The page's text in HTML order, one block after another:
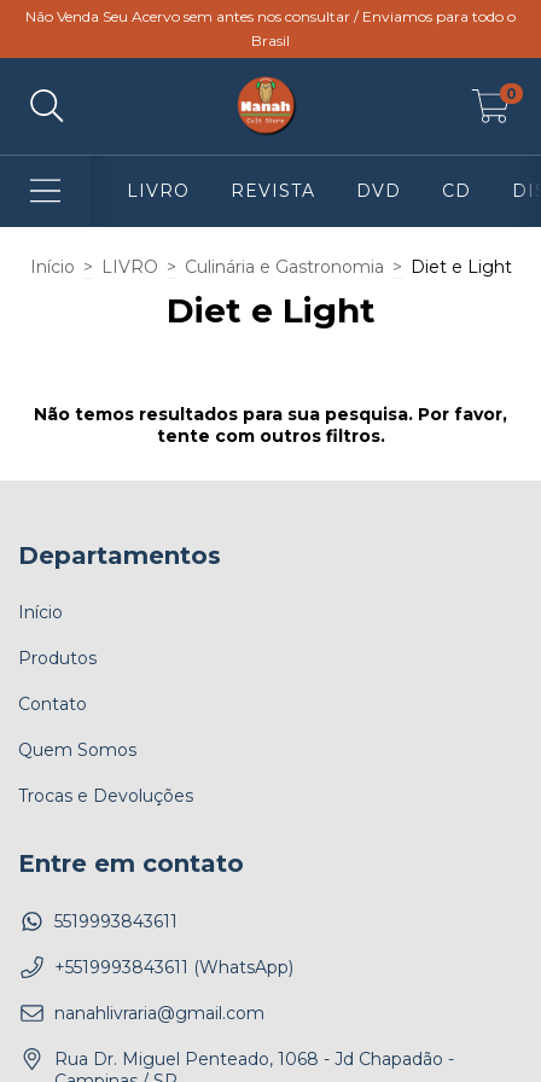
Não Venda Seu Acervo sem antes nos consultar / Enviamos para todo o
Brasil
0
LIVRO REVISTA DVD CD
Início > LIVRO > Culinária e Gastronomia > Diet e Light
Diet e Light
Não temos resultados para sua pesquisa. Por favor,
tente com outros filtros.
Departamentos
Início
Produtos
Contato
Quem Somos
Trocas e Devoluções
Entre em contato
5519993843611
+5519993843611 (WhatsApp)
nanahlivraria@gmail.com
Rua Dr. Miguel Penteado, 1068 - Jd Chapadão -